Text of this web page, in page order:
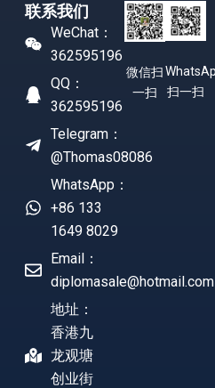
联系我们
WeChat：
362595196
QQ：
362595196
Telegram：
@Thomas08086
WhatsApp：
+86 133
1649 8029
Email：
diplomasale@hotmail.com
地址：
香港九
龙观塘
创业街
微信扫
一扫
扫一扫